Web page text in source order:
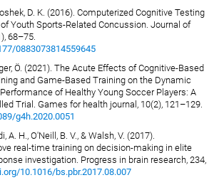
D. K. (2016). Computerized Cognitive Testing
Youth Sports-Related Concussion. Journal of
68–75.
0883073814559645
Ö. (2021). The Acute Effects of Cognitive-Based
and Game-Based Training on the Dynamic
of Healthy Young Soccer Players: A
Trial. Games for health journal, 10(2), 121–129.
g4h.2020.0051
A. H., O'Neill, B. V., & Walsh, V. (2017).
real-time training on decision-making in elite
investigation. Progress in brain research, 234,
10.1016/bs.pbr.2017.08.007